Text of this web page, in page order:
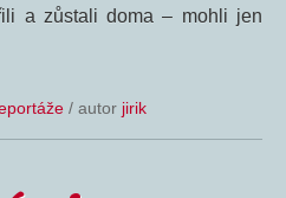
a zůstali doma – mohli jen
/ autor jirik